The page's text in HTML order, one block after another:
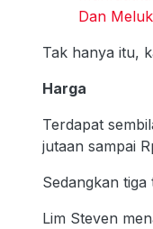
Dan
Tak hanya itu,
Harga
Terdapat
jutaan sampai
Sedangkan
Lim Steven